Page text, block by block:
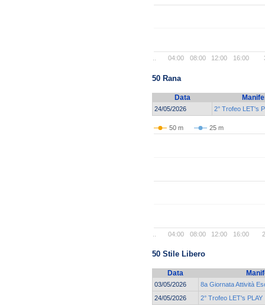
04:00 08:00 12:00 16:00
50 Rana
Data
24/05/2026 2° Trofeo LET's
50 m 25 m
04:00 08:00 12:00 16:00
50 Stile Libero
Data
03/05/2026
8a Giornata Attività
24/05/2026
2° Trofeo LET's PLAY